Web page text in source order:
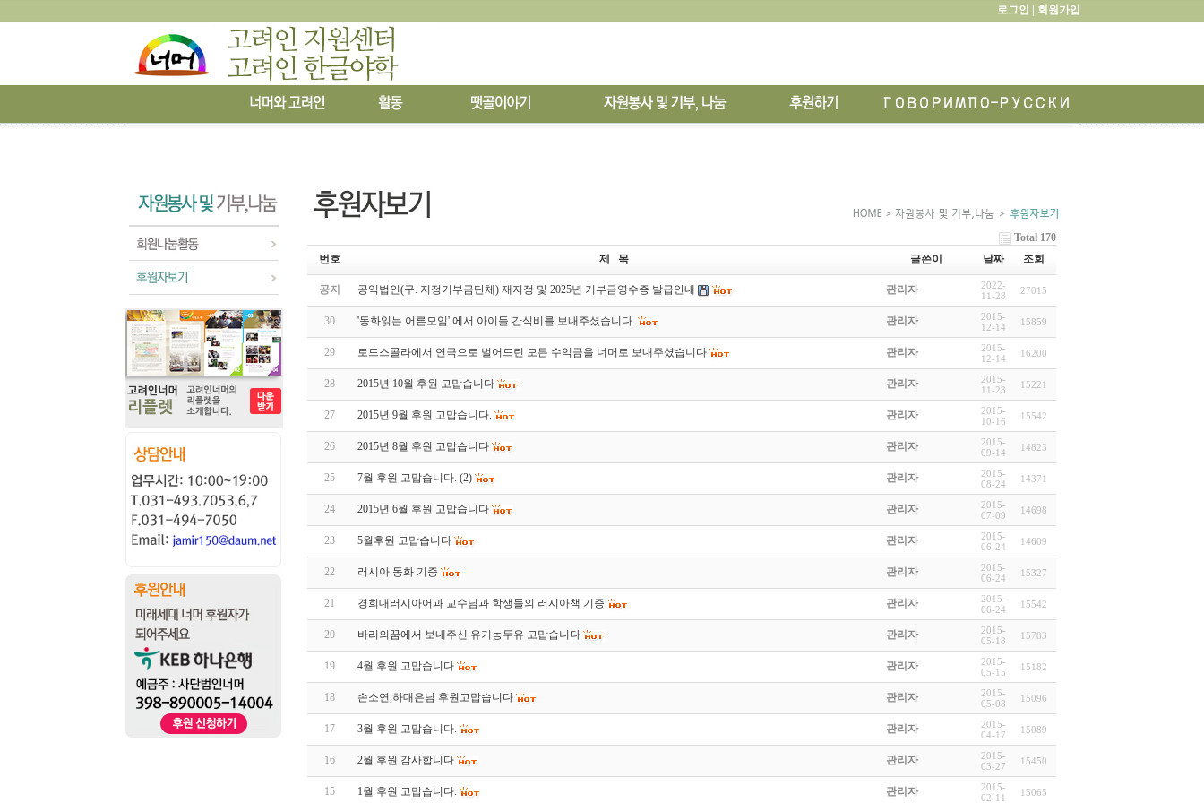
로그인 | 회원가입
Total 170
번호
제 목 글쓴이 날짜 조회
공지 공익법인(구. 지정기부금단체) 재지정 및 2025년 기부금영수증 발급안내 관리자
2022-
11-28
27015
30 '동화읽는 어른모임' 에서 아이들 간식비를 보내주셨습니다. 관리자
2015-
12-14
15859
29 로드스콜라에서 연극으로 벌어드린 모든 수익금을 너머로 보내주셨습니다 관리자
2015-
12-14
16200
28 2015년 10월 후원 고맙습니다 관리자
2015-
11-23
15221
27 2015년 9월 후원 고맙습니다. 관리자
2015-
10-16
15542
26 2015년 8월 후원 고맙습니다 관리자
2015-
09-14
14823
25 7월 후원 고맙습니다. (2) 관리자
2015-
08-24
14371
24 2015년 6월 후원 고맙습니다 관리자
2015-
07-09
14698
23 5월후원 고맙습니다 관리자
2015-
06-24
14609
22 러시아 동화 기증 관리자
2015-
06-24
15327
21 경희대러시아어과 교수님과 학생들의 러시아책 기증 관리자
2015-
06-24
15542
20 바리의꿈에서 보내주신 유기농두유 고맙습니다 관리자
2015-
05-18
15783
19 4월 후원 고맙습니다 관리자
2015-
05-15
15182
18 손소연,하대은님 후원고맙습니다 관리자
2015-
05-08
15096
17 3월 후원 고맙습니다. 관리자
2015-
04-17
15089
16 2월 후원 감사합니다 관리자
2015-
03-27
15450
15 1월 후원 고맙습니다. 관리자
2015-
02-11
15065